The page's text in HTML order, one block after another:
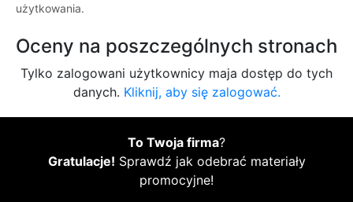
użytkowania.
Oceny na poszczególnych stronach
Tylko zalogowani użytkownicy maja dostęp do tych
danych. Kliknij, aby się zalogować.
To Twoja firma?
Gratulacje! Sprawdź jak odebrać materiały
promocyjne!